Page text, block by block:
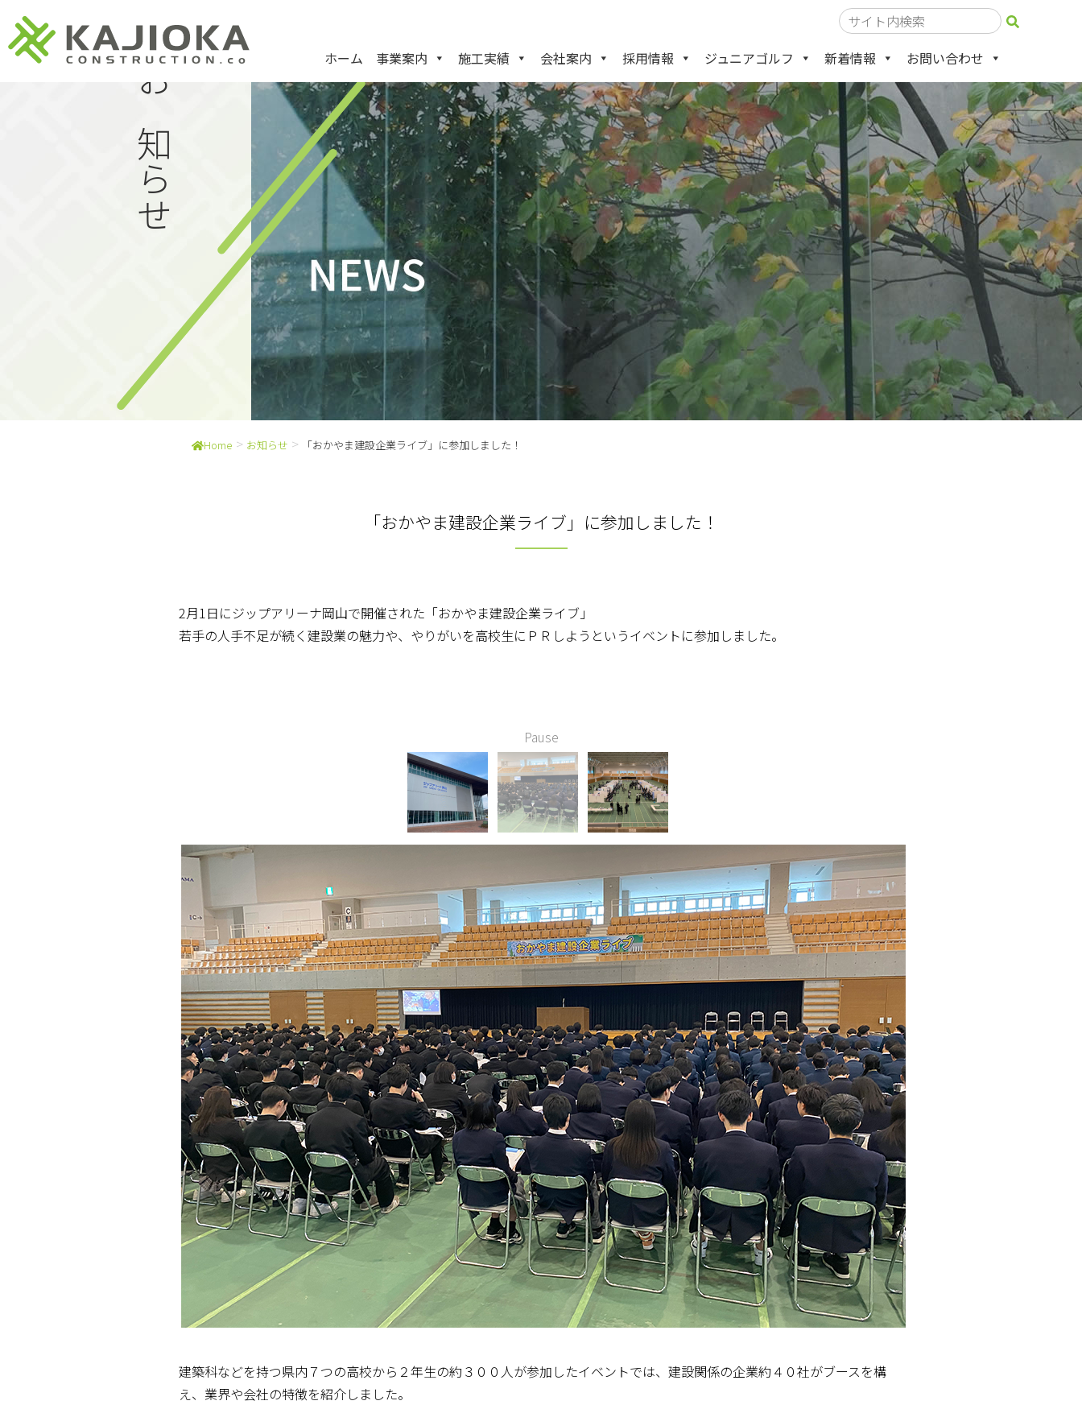
ホーム 事業案内 施工実績 会社案内 採用情報 ジュニアゴルフ 新着情報 お問い合わせ
お知らせ
Home > お知らせ > 「おかやま建設企業ライブ」に参加しました！
「おかやま建設企業ライブ」に参加しました！
2月1日にジップアリーナ岡山で開催された「おかやま建設企業ライブ」
若手の人手不足が続く建設業の魅力や、やりがいを高校生にＰＲしようというイベントに参加しました。
Pause
建築科などを持つ県内７つの高校から２年生の約３００人が参加したイベントでは、建設関係の企業約４０社がブースを構
え、業界や会社の特徴を紹介しました。